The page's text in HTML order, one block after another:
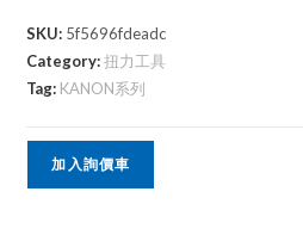
SKU: 5f5696fdeadc
Category:扭力工具
Tag: KANON系列
加入詢價車